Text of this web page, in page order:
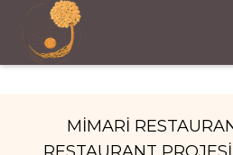
MİMARİ
RESTAURANT